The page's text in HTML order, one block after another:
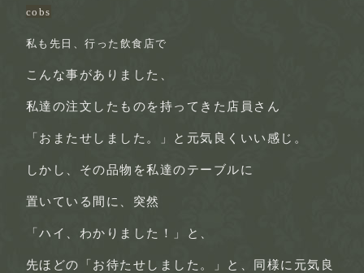
cobs
私も先日、行った 飲食店で
こんな事がありました、
私達の注文したものを持ってきた店員さん
「おまたせしました。」 と元気良くいい感じ。
しかし、その品物を私達のテーブルに
置いている間に、突然
「ハイ、わかりました！」 と、
先ほどの 「お待たせしました。」
と、同様に元気良